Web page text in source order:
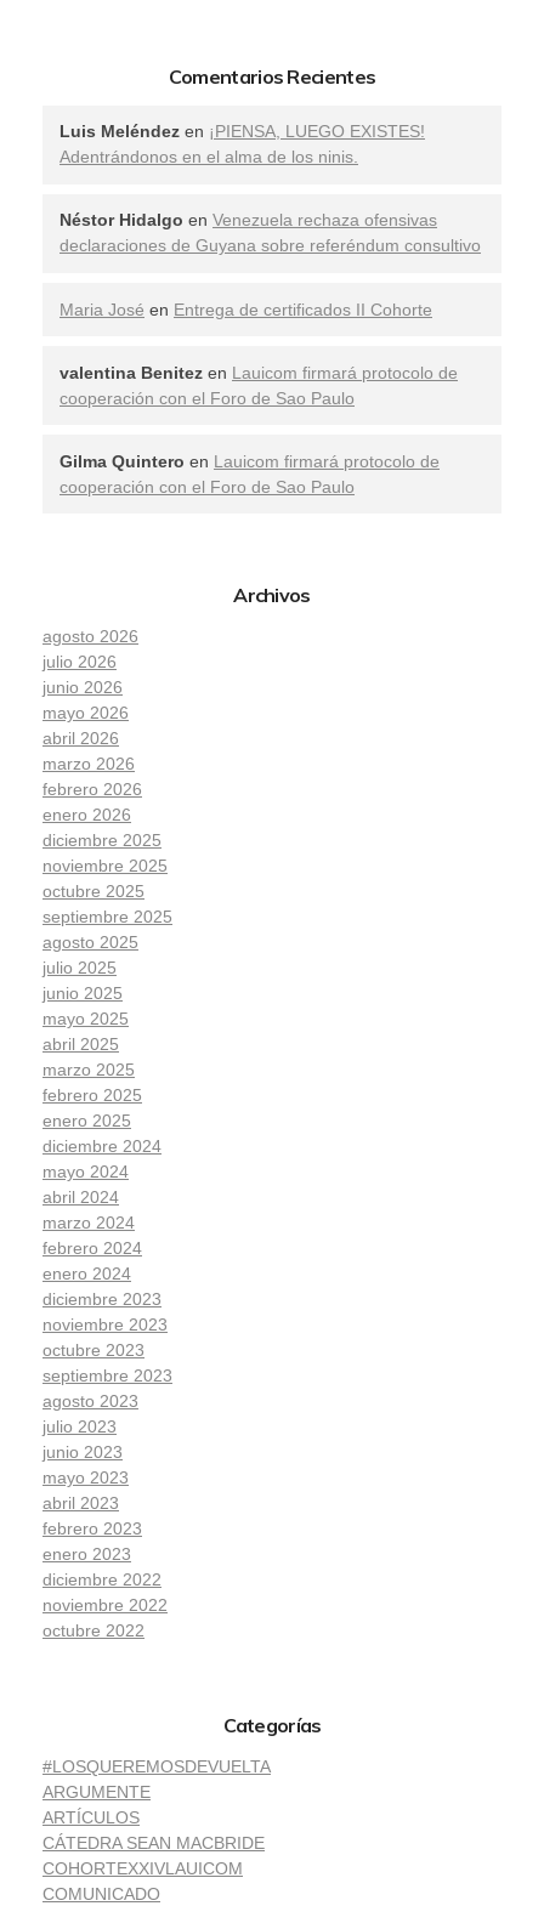
Comentarios Recientes
Luis Meléndez en ¡PIENSA, LUEGO EXISTES!
Adentrándonos en el alma de los ninis.
Néstor Hidalgo en Venezuela rechaza ofensivas
declaraciones de Guyana sobre referéndum consultivo
Maria José en Entrega de certificados II Cohorte
valentina Benitez en Lauicom firmará protocolo de
cooperación con el Foro de Sao Paulo
Gilma Quintero en Lauicom firmará protocolo de
cooperación con el Foro de Sao Paulo
Archivos
agosto 2026
julio 2026
junio 2026
mayo 2026
abril 2026
marzo 2026
febrero 2026
enero 2026
diciembre 2025
noviembre 2025
octubre 2025
septiembre 2025
agosto 2025
julio 2025
junio 2025
mayo 2025
abril 2025
marzo 2025
febrero 2025
enero 2025
diciembre 2024
mayo 2024
abril 2024
marzo 2024
febrero 2024
enero 2024
diciembre 2023
noviembre 2023
octubre 2023
septiembre 2023
agosto 2023
julio 2023
junio 2023
mayo 2023
abril 2023
febrero 2023
enero 2023
diciembre 2022
noviembre 2022
octubre 2022
Categorías
#LOSQUEREMOSDEVUELTA
ARGUMENTE
ARTÍCULOS
CÁTEDRA SEAN MACBRIDE
COHORTEXXIVLAUICOM
COMUNICADO